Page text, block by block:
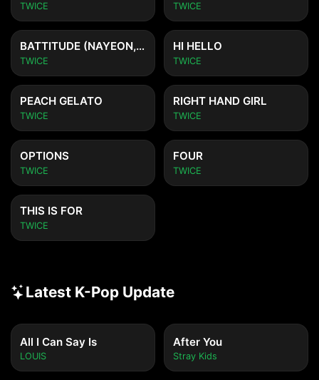
TWICE TWICE
BATTITUDE (NAYEON, JEONGYEON, MOMO, MINA)
TWICE
HI HELLO
TWICE
PEACH GELATO
TWICE
RIGHT HAND GIRL
TWICE
OPTIONS
TWICE
FOUR
TWICE
THIS IS FOR
TWICE
Latest K-Pop Update
All I Can Say Is
LOUIS
After You
Stray Kids